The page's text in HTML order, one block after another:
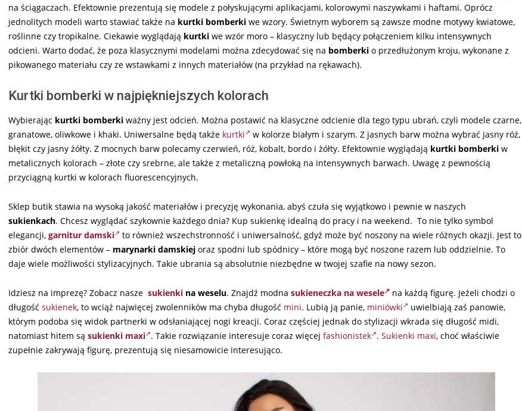
na ściągaczach. Efektownie prezentują się modele z połyskującymi aplikacjami, kolorowymi naszywkami i haftami. Oprócz
jednolitych modeli warto stawiać także na kurtki bomberki we wzory. Świetnym wyborem są zawsze modne motywy kwiatowe,
roślinne czy tropikalne. Ciekawie wyglądają kurtki we wzór moro – klasyczny lub będący połączeniem kilku intensywnych
odcieni. Warto dodać, że poza klasycznymi modelami można zdecydować się na bomberki o przedłużonym kroju, wykonane z
pikowanego materiału czy ze wstawkami z innych materiałów (na przykład na rękawach).
Kurtki bomberki w najpiękniejszych kolorach
Wybierając kurtki bomberki ważny jest odcień. Można postawić na klasyczne odcienie dla tego typu ubrań, czyli modele czarne,
granatowe, oliwkowe i khaki. Uniwersalne będą także kurtki
w kolorze białym i szarym. Z jasnych barw można wybrać jasny róż,
błękit czy jasny żółty. Z mocnych barw polecamy czerwień, róż, kobalt, bordo i żółty. Efektownie wyglądają kurtki bomberki w
metalicznych kolorach – złote czy srebrne, ale także z metaliczną powłoką na intensywnych barwach. Uwagę z pewnością
przyciągną kurtki w kolorach fluorescencyjnych.
Sklep butik stawia na wysoką jakość materiałów i precyzję wykonania, abyś czuła się wyjątkowo i pewnie w naszych
sukienkach. Chcesz wyglądać szykownie każdego dnia? Kup sukienkę idealną do pracy i na weekend. To nie tylko symbol
elegancji, garnitur damski
to również wszechstronność i uniwersalność, gdyż może być noszony na wiele różnych okazji. Jest to
zbiór dwóch elementów – marynarki damskiej oraz spodni lub spódnicy – które mogą być noszone razem lub oddzielnie. To
daje wiele możliwości stylizacyjnych. Takie ubrania są absolutnie niezbędne w twojej szafie na nowy sezon.
Idziesz na imprezę? Zobacz nasze sukienki na weselu. Znajdź modna sukieneczka na wesele
na każdą figurę. Jeżeli chodzi o
długość sukienek, to wciąż najwięcej zwolenników ma chyba długość mini. Lubią ją panie, miniówki
uwielbiają zaś panowie,
którym podoba się widok partnerki w odsłaniającej nogi kreacji. Coraz częściej jednak do stylizacji wkrada się długość midi,
natomiast hitem są sukienki maxi . Takie rozwiązanie interesuje coraz więcej fashionistek . Sukienki maxi, choć właściwie
zupełnie zakrywają figurę, prezentują się niesamowicie interesująco.